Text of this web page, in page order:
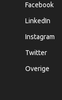
Facebook
LinkedIn
Instagram
Twitter
Overige